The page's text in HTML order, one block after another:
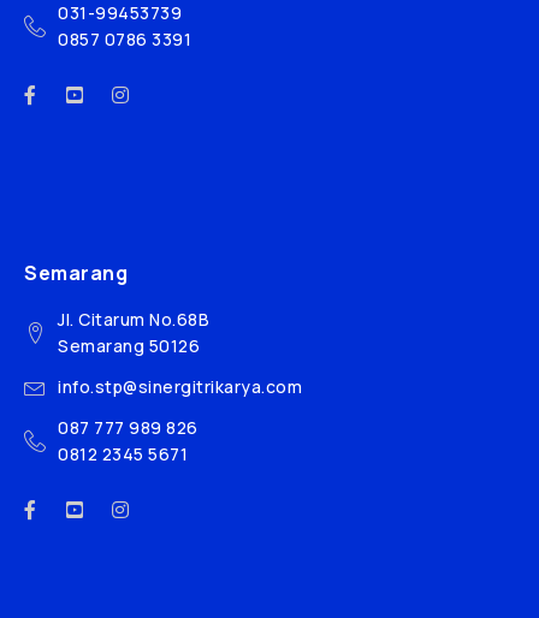
031-99453739
0857 0786 3391
Semarang
Jl. Citarum No.68B
Semarang 50126
info.stp@sinergitrikarya.com
087 777 989 826
0812 2345 5671